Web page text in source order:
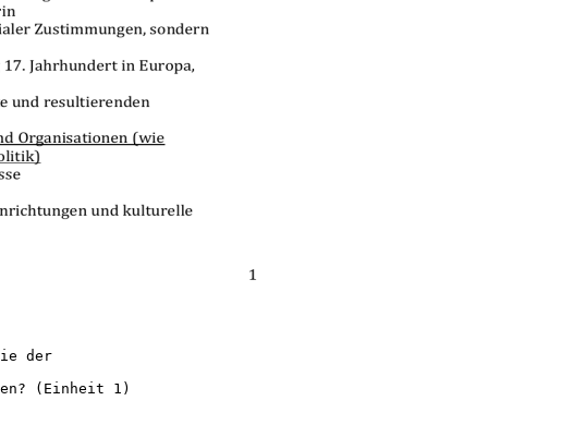
unter Bezugnahme auf Friedrich Engels vertreten wurde Deutschsprachige Str&ouml;mungen (Bielefelderinnen) Claudia von Werlhof, Maria Mies, Veronika Bennholdt-Thomsen Es besteht ein Zusammenhang zwischen weiblicher Unterordnung und der Dichotomie privat-&ouml;ffentlich. Das urzeitliche Matriarchat wurde durch das Patriachat abgel&ouml;st. Zusammenhang zwischen weiblicher Unterordnung und der Dichotomie privat&ouml;ffentlich, Frauen erfahren ihren gesamten K&ouml;rper als produktiv. Aufgrund dieser K&ouml;rperlichkeit stehen Frauen der Natur n&auml;her als M&auml;nner. Im Zentrum des Interesses stehen weniger vor- und nicht-kapitalistische Gesellschaften als vielmehr die Ausbeutung weiblicher (Haus-)Arbeit im globalen Kapitalismus (Imperialismus). Generelle Kritik an den Str&ouml;mungen: Begr&uuml;ndung der weltweiten Frauenunterdr&uuml;ckung mit der Geb&auml;rf&auml;higkeit von Frauen und ihrer F&a